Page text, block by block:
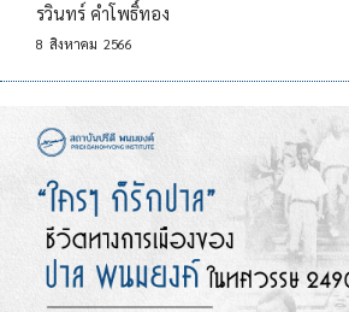
รวินทร์ คำโพธิ์ทอง
8 สิงหาคม 2566